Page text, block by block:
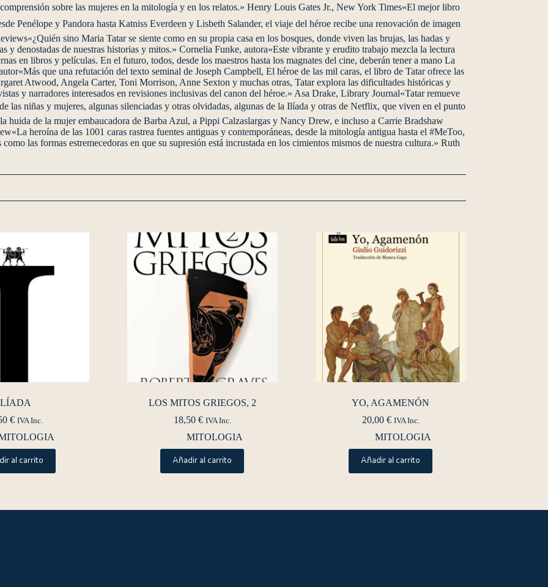
sobre las mujeres en la mitología y en los relatos.» Henry Louis Gates Jr., New York Times«El mejor libro
Penélope y Pandora hasta Katniss Everdeen y Lisbeth Salander, el viaje del héroe recibe una renovación de imagen
sino Maria Tatar se siente como en su propia casa en los bosques, donde viven las brujas, las hadas y
y denostadas de nuestras historias y mitos.» Cornelia Funke, autora«Este vibrante y erudito trabajo mezcla la lectura
en libros y películas. En el futuro, todos, desde los maestros hasta los magnates del cine, deberán tener a mano La
que una refutación del texto seminal de Joseph Campbell, El héroe de las mil caras, el libro de Tatar ofrece las
Atwood, Angela Carter, Toni Morrison, Anne Sexton y muchas otras, Tatar explora las dificultades históricas y
y narradores interesados en revisiones inclusivas del canon del héroe.» Asa Drake, Library Journal«Tatar remueve
las niñas y mujeres, algunas silenciadas y otras olvidadas, algunas de la Ilíada y otras de Netflix, que viven en el punto
huida de la mujer embaucadora de Barba Azul, a Pippi Calzaslargas y Nancy Drew, e incluso a Carrie Bradshaw
heroína de las 1001 caras rastrea fuentes antiguas y contemporáneas, desde la mitología antigua hasta el #MeToo,
las formas estremecedoras en que su supresión está incrustada en los cimientos mismos de nuestra cultura.» Ruth
€ IVA Inc.
al carrito
LOS MITOS GRIEGOS, 2
18,50 € IVA Inc.
MITOLOGIA
Añadir al carrito
YO, AGAMENÓN
20,00 € IVA Inc.
MITOLOGIA
Añadir al carrito